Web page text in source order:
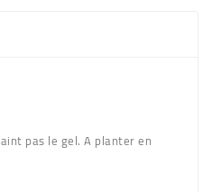
pas le gel. A planter en